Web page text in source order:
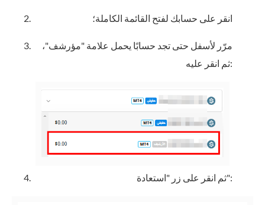
انقر على حسابك لفتح القائمة الكاملة؛
مرّر لأسفل حتى تجد حسابًا يحمل علامة "مؤرشف"،
ثم انقر عليه:
ثم انقر على زر "استعادة":